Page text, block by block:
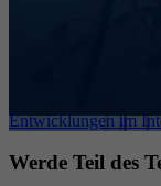
Entwicklungen im
Werde Teil des